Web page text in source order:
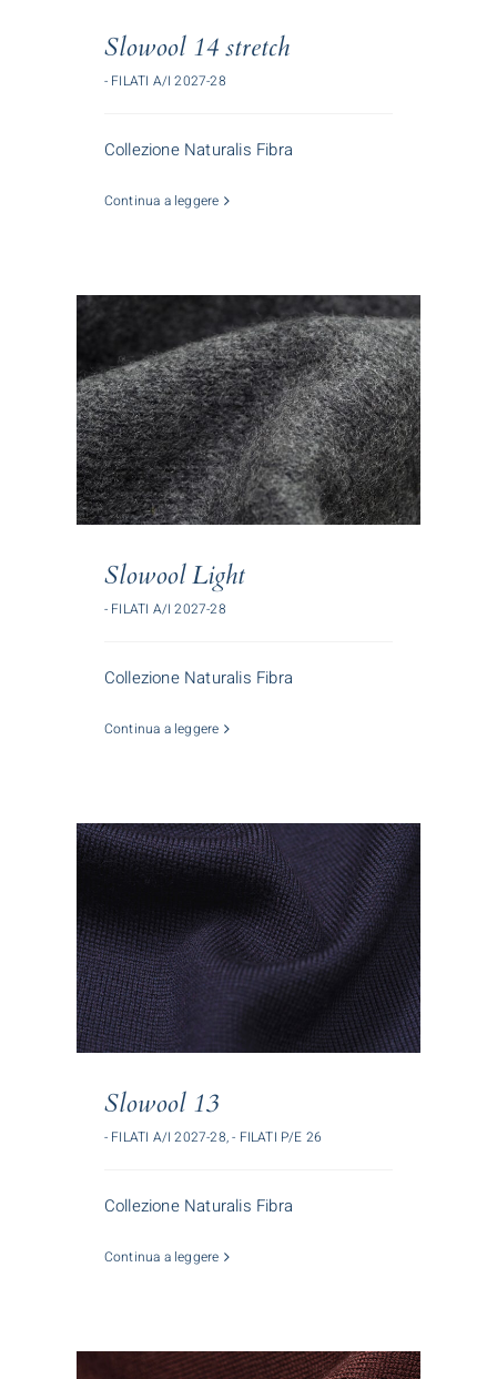
Slowool 14 stretch
- FILATI A/I 2027-28
Collezione Naturalis Fibra
Continua a leggere
Slowool Light
- FILATI A/I 2027-28
Collezione Naturalis Fibra
Continua a leggere
Slowool 13
- FILATI A/I 2027-28,- FILATI P/E 26
Collezione Naturalis Fibra
Continua a leggere